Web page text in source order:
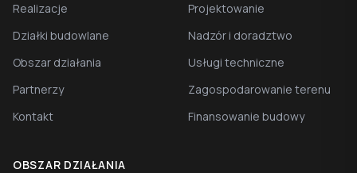
Realizacje
Działki budowlane
Obszar działania
Partnerzy
Kontakt
Projektowanie
Nadzór i doradztwo
Usługi techniczne
Zagospodarowanie terenu
Finansowanie budowy
OBSZAR DZIAŁANIA